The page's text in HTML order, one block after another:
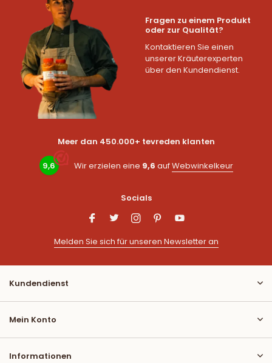
Fragen zu einem Produkt
oder zur Qualität?
Kontaktieren Sie einen
unserer Kräuterexperten
über den Kundendienst.
Meer dan 450.000+ tevreden klanten
9,6 Wir erzielen eine 9,6 aufWebwinkelkeur
Socials
Melden Sie sich für unseren Newsletter an
Kundendienst
Mein Konto
Informationen